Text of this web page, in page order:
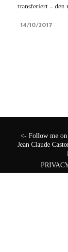
transferiert – den
14/10/2017
<- Follow me
Jean Claude